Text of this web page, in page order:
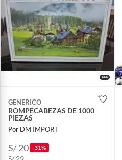
GENERICO
ROMPECABEZAS DE 1000
PIEZAS
Por DM IMPORT
S/ 20 -31%